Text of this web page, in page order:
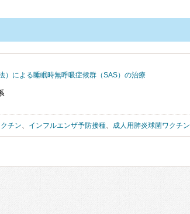
）による睡眠時無呼吸症候群（SAS）の治療
チン、 インフルエンザ予防接種、 成人用肺炎球菌ワクチン